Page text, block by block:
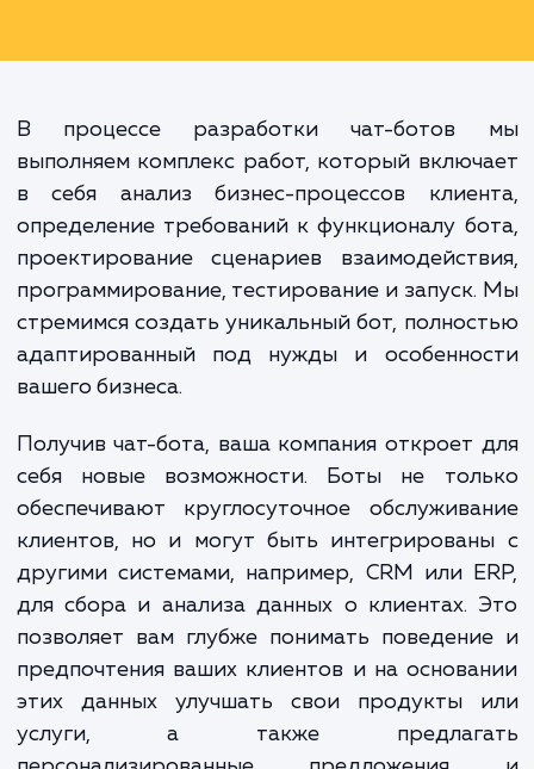
вашего бизнеса,
обеспечивают
конкурентоспособность на
стабильный рост.
В процессе разработки чат-
выполняем комплекс работ, который
в себя анализ бизнес-процессов
определение требований к функционалу
проектирование сценариев
программирование, тестирование и
стремимся создать уникальный бот,
адаптированный под нужды и
вашего бизнеса.